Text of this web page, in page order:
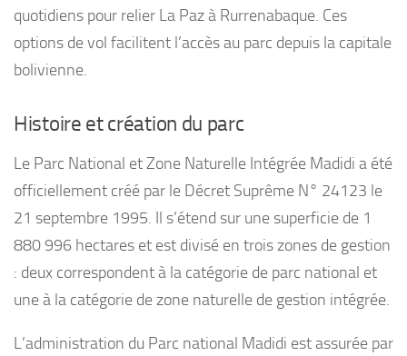
quotidiens pour relier La Paz à Rurrenabaque. Ces
options de vol facilitent l’accès au parc depuis la capitale
bolivienne.
Histoire et création du parc
Le Parc National et Zone Naturelle Intégrée Madidi a été
officiellement créé par le Décret Suprême N° 24123 le
21 septembre 1995. Il s’étend sur une superficie de 1
880 996 hectares et est divisé en trois zones de gestion
: deux correspondent à la catégorie de parc national et
une à la catégorie de zone naturelle de gestion intégrée.
L’administration du Parc national Madidi est assurée par